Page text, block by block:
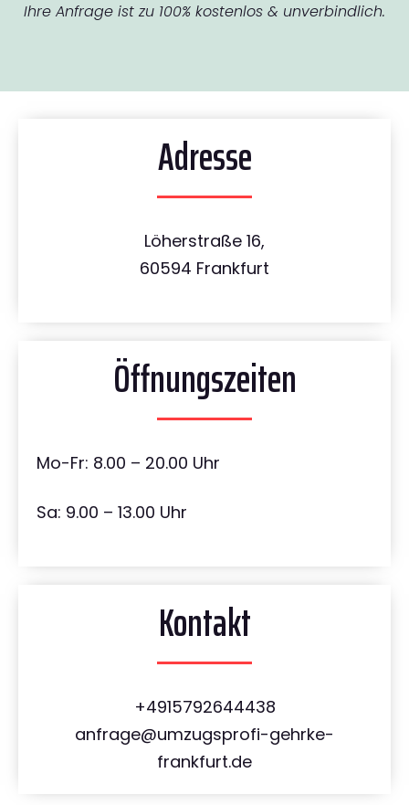
Ihre Anfrage ist zu 100% kostenlos & unverbindlich.
Adresse
Löherstraße 16,
60594 Frankfurt
Öffnungszeiten
Mo-Fr: 8.00 – 20.00 Uhr
Sa: 9.00 – 13.00 Uhr
Kontakt
+4915792644438
anfrage@umzugsprofi-gehrke-
frankfurt.de